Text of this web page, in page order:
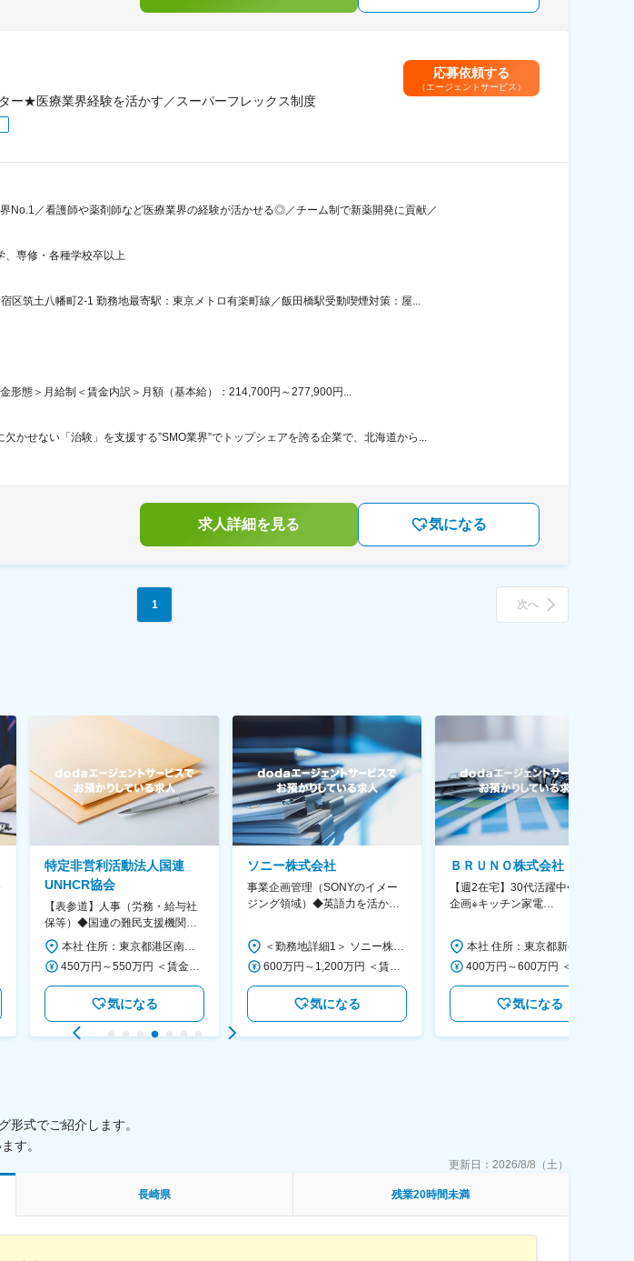
ー★医療業界経験を活かす／スーパーフレックス制度
応募依頼する
（エージェントサービス）
／看護師や薬剤師など医療業界の経験が活かせる◎／チーム制で新薬開発に貢献／
、専修・各種学校卒以上
区筑土八幡町2-1 勤務地最寄駅：東京メトロ有楽町線／飯田橋駅受動喫煙対策：屋...
形態＞月給制＜賃金内訳＞月額（基本給）：214,700円～277,900円...
欠かせない「治験」を支援する”SMO業界”でトップシェアを誇る企業で、北海道から...
求人詳細を見る 気になる
1 次へ
特定非営利活動法人国連
UNHCR協会
【表参道】人事（労務・給与社
保等）◆国連の難民支援機関の
活動を支える日本公式支援窓口
◆正職員登用前提
本社 住所：東京都港区南青山6-10-11 ウェスレーセンター3F 勤務地最寄駅：地下鉄各線／表参道駅 受動喫煙対策：屋内全面禁煙 変更の範囲：会社の定める事業所（リモートワーク含む）
450万円～550万円 ＜賃金形態＞ 月給制 ＜賃金内訳＞ 月額（基本給）：340,000円～420,000円 ＜月給＞ 340,000円～420,000円 ＜昇給有無＞ 有 ＜残業手当＞ 有 ＜給与補足＞ ※能力・経験によって決定します。 ■賞与あり（業績評価に応じて支給） 賃金はあくまでも目安の金額であり、選考を通じて上下する可能性があります。 月給(月額)は固定手当を含めた表記です。
気になる
ソニー株式会社
事業企画管理（SONYのイメー
ジング領域）◆英語力を活か
＜勤務地詳細1＞ ソニー株式会社 住所：神奈川県横浜市西区みなとみらい5-1-1 受動喫煙対策：屋内全面禁煙 ＜勤務地詳細2＞ ソニーシティ大崎 住所：東京都品川区大崎2-10-1 勤務地最寄駅：JR線／大崎駅 受動喫煙対策：屋内全面禁煙 変更の範囲：会社の定める事業所（リモートワーク含む）
600万円～1,200万円 ＜賃金形態＞ 月給制 ＜賃金内訳＞ 月額（基本給）：350,000円～500,000円 ＜月給＞ 350,000円～500,000円 ＜昇給有無＞ 有 ＜残業手当＞ 有 ＜給与補足＞ ※年収は経験や能力を考慮の上、当社規定により決定します。 賃金はあくまでも目安の金額であり、選考を通じて上下する可能性があります。 月給(月額)は固定手当を含めた表記です。
気になる
ＢＲＵＮＯ株式会社
【週2在宅】30代活躍中◆商品
企画※キッチン家電
画～調達／働き方◎
気になる
形式でご紹介します。
す。
更新日： 2026/8/8（土）
長崎県 残業20時間未満